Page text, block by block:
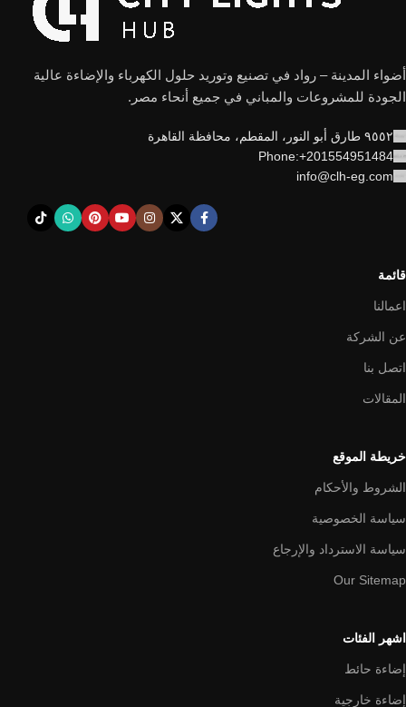
أضواء المدينة – رواد في تصنيع وتوريد حلول الكهرباء والإضاءة عالية
الجودة للمشروعات والمباني في جميع أنحاء مصر.
٩٥٥٢ طارق أبو النور، المقطم، محافظة القاهرة
Phone:+201554951484
info@clh-eg.com
قائمة
اعمالنا
عن الشركة
اتصل بنا
المقالات
خريطة الموقع
الشروط والأحكام
سياسة الخصوصية
سياسة الاسترداد والإرجاع
Our Sitemap
اشهر الفئات
إضاءة حائط
إضاءة خارجية